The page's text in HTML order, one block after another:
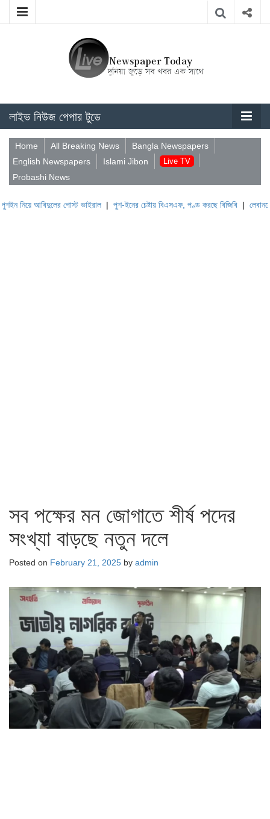
লাইভ নিউজ পেপার টুডে
Home All Breaking News
Bangla Newspapers
English Newspapers
Islami Jibon Live TV
Probashi News
পোস্ট ভাইরাল |পুশ-ইনের চেষ্টায় বিএসএফ, পণ্ড করছে বিজিবি|লেবাননের
সব পক্ষের মন জোগাতে শীর্ষ পদের
সংখ্যা বাড়ছে নতুন দলে
Posted on February 21, 2025 by admin